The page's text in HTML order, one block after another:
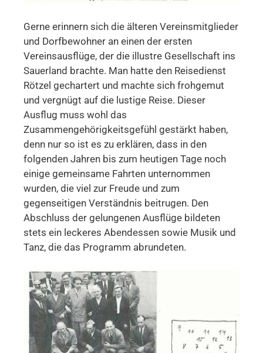
Gerne erinnern sich die älteren Vereinsmitglieder
und Dorfbewohner an einen der ersten
Vereinsausflüge, der die illustre Gesellschaft ins
Sauerland brachte. Man hatte den Reisedienst
Rötzel gechartert und machte sich frohgemut
und vergnügt auf die lustige Reise. Dieser
Ausflug muss wohl das
Zusammengehörigkeitsgefühl gestärkt haben,
denn nur so ist es zu erklären, dass in den
folgenden Jahren bis zum heutigen Tage noch
einige gemeinsame Fahrten unternommen
wurden, die viel zur Freude und zum
gegenseitigen Verständnis beitrugen. Den
Abschluss der gelungenen Ausflüge bildeten
stets ein leckeres Abendessen sowie Musik und
Tanz, die das Programm abrundeten.